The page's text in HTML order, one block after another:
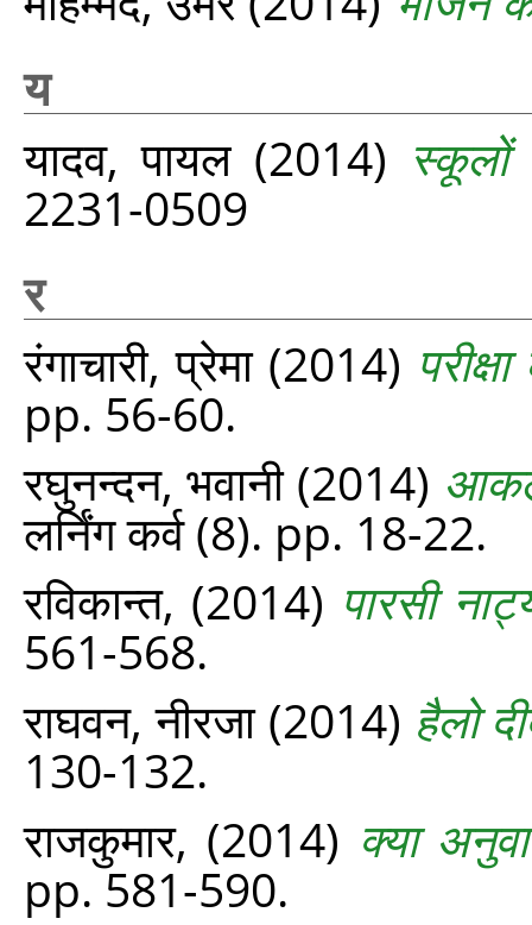
य
यादव, पायल (2014) स्कूलों
2231-0509
र
रंगाचारी, प्रेमा(2014)
pp. 56-60.
रघुनन्दन, भवानी(2014)
लर्निंग कर्व (8). pp. 18-22.
रविकान्त, (2014) पारसी
561-568.
राघवन, नीरजा(2014) हैलो
130-132.
राजकुमार, (2014) क्या
pp. 581-590.